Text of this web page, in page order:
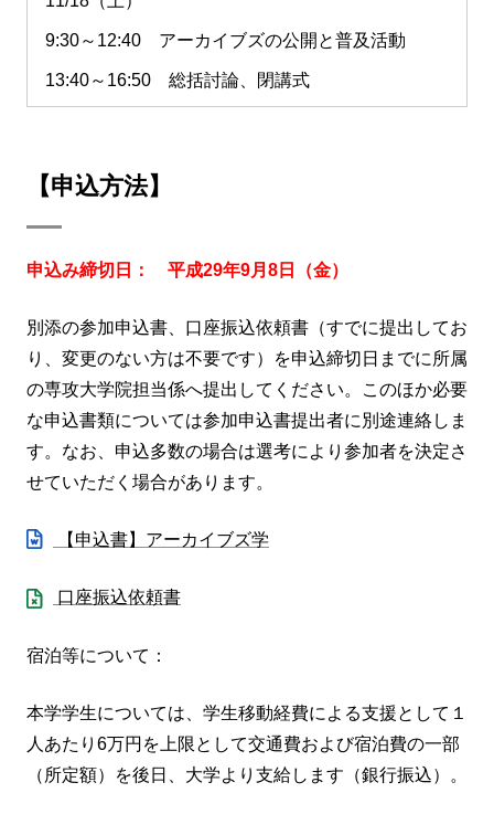
9:30～12:40 アーカイブズの公開と普及活動
13:40～16:50 総括討論、閉講式
【申込方法】
申込み締切日： 平成29年9月8日（金）
別添の参加申込書、口座振込依頼書（すでに提出してお
り、変更のない方は不要です）を申込締切日までに所属
の専攻大学院担当係へ提出してください。このほか必要
な申込書類については参加申込書提出者に別途連絡しま
す。なお、申込多数の場合は選考により参加者を決定さ
せていただく場合があります。
【申込書】アーカイブズ学
口座振込依頼書
宿泊等について：
本学学生については、学生移動経費による支援として１
人あたり6万円を上限として交通費および宿泊費の一部
（所定額）を後日、大学より支給します（銀行振込）。